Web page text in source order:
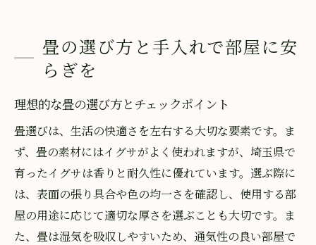
畳の選び方と手入れで部屋に安
らぎを
理想的な畳の選び方とチェックポイント
畳選びは、生活の快適さを左右する大切な要素です。ま
ず、畳の素材にはイグサがよく使われますが、埼玉県で
育ったイグサは香りと耐久性に優れています。選ぶ際に
は、表面の張り具合や色の均一さを確認し、使用する部
屋の用途に応じて適切な厚さを選ぶことも大切です。ま
た、畳は湿気を吸収しやすいため、通気性の良い部屋で